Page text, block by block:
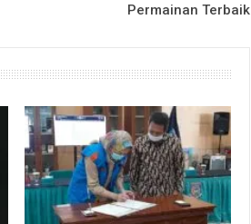
Permainan Terbaik